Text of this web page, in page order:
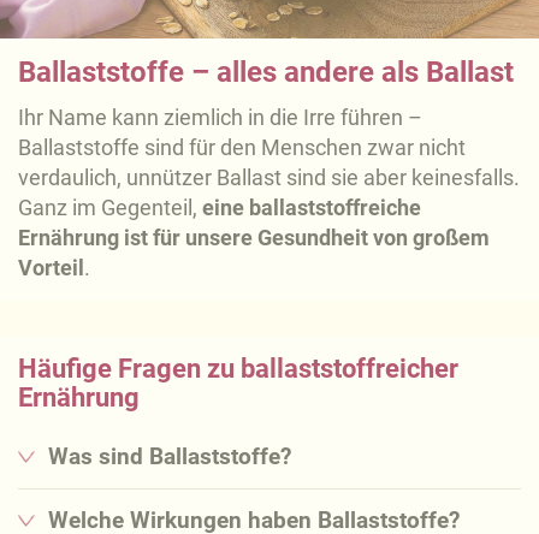
Ballaststoffe – alles andere als Ballast
Ihr Name kann ziemlich in die Irre führen –
Ballaststoffe sind für den Menschen zwar nicht
verdaulich, unnützer Ballast sind sie aber keinesfalls.
Ganz im Gegenteil, eine ballaststoffreiche
Ernährung ist für unsere Gesundheit von großem
Vorteil .
Häufige Fragen zu ballaststoffreicher
Ernährung
Was sind Ballaststoffe?
Ballaststoffe kommen fastausschließlich in
pflanzlichen Lebensmitteln vor. Das Besondere:
Welche Wirkungen haben Ballaststoffe?